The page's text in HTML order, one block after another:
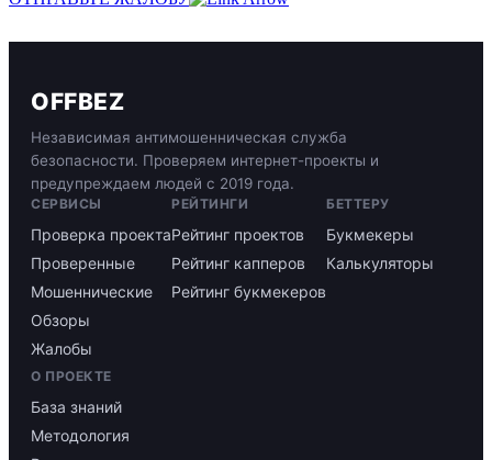
OFFBEZ
Независимая антимошенническая служба
безопасности. Проверяем интернет-проекты и
предупреждаем людей с 2019 года.
СЕРВИСЫ
Проверка проекта
Проверенные
Мошеннические
Обзоры
Жалобы
РЕЙТИНГИ
Рейтинг проектов
Рейтинг капперов
Рейтинг букмекеров
БЕТТЕРУ
Букмекеры
Калькуляторы
О ПРОЕКТЕ
База знаний
Методология